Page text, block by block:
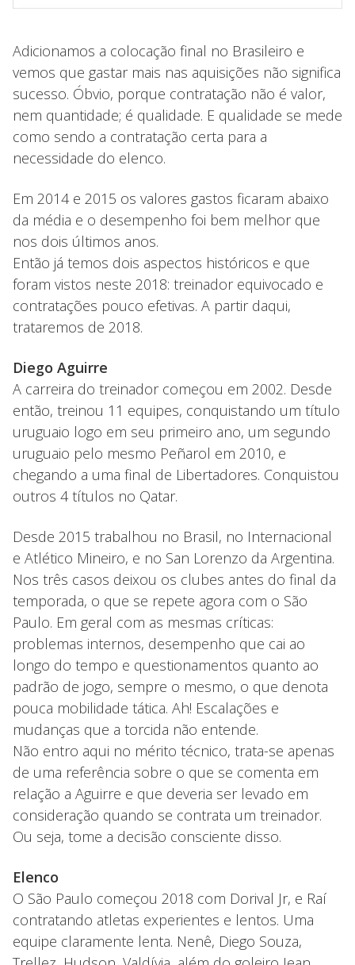
Adicionamos a colocação final no Brasileiro e
vemos que gastar mais nas aquisições não significa
sucesso. Óbvio, porque contratação não é valor,
nem quantidade; é qualidade. E qualidade se mede
como sendo a contratação certa para a
necessidade do elenco.
Em 2014 e 2015 os valores gastos ficaram abaixo
da média e o desempenho foi bem melhor que
nos dois últimos anos.
Então já temos dois aspectos históricos e que
foram vistos neste 2018: treinador equivocado e
contratações pouco efetivas. A partir daqui,
trataremos de 2018.
Diego Aguirre
A carreira do treinador começou em 2002. Desde
então, treinou 11 equipes, conquistando um título
uruguaio logo em seu primeiro ano, um segundo
uruguaio pelo mesmo Peñarol em 2010, e
chegando a uma final de Libertadores. Conquistou
outros 4 títulos no Qatar.
Desde 2015 trabalhou no Brasil, no Internacional
e Atlético Mineiro, e no San Lorenzo da Argentina.
Nos três casos deixou os clubes antes do final da
temporada, o que se repete agora com o São
Paulo. Em geral com as mesmas críticas:
problemas internos, desempenho que cai ao
longo do tempo e questionamentos quanto ao
padrão de jogo, sempre o mesmo, o que denota
pouca mobilidade tática. Ah! Escalações e
mudanças que a torcida não entende.
Não entro aqui no mérito técnico, trata-se apenas
de uma referência sobre o que se comenta em
relação a Aguirre e que deveria ser levado em
consideração quando se contrata um treinador.
Ou seja, tome a decisão consciente disso.
Elenco
O São Paulo começou 2018 com Dorival Jr, e Raí
contratando atletas experientes e lentos. Uma
equipe claramente lenta. Nenê, Diego Souza,